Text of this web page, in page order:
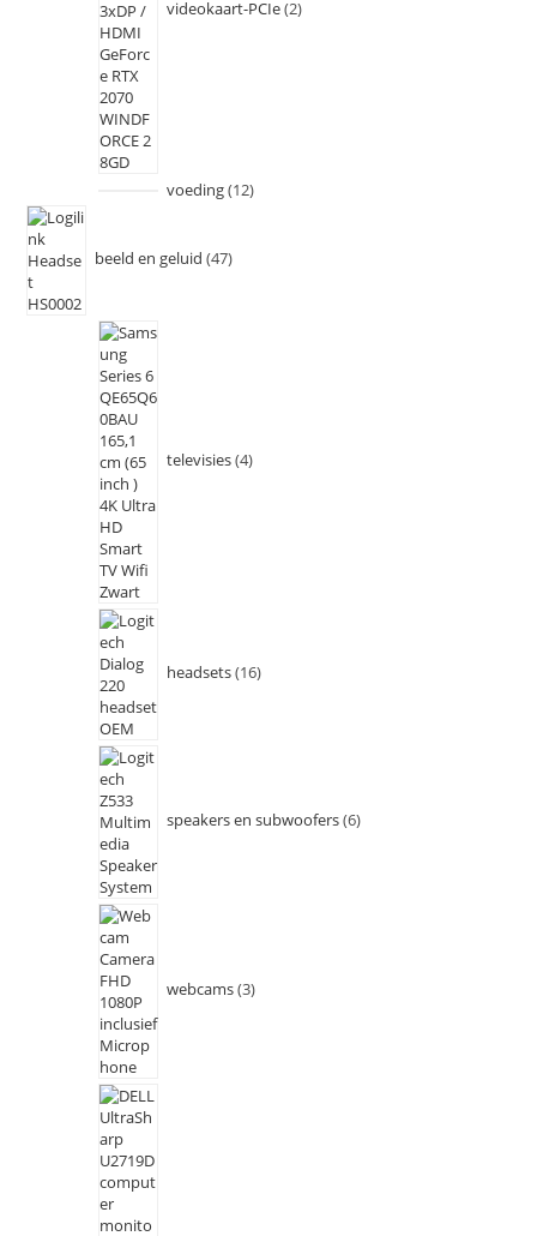
videokaart-PCIe 2
voeding 12
beeld en geluid 47
televisies 4
headsets 16
speakers en subwoofers 6
webcams 3